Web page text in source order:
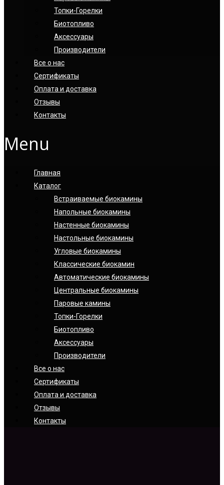
Топки-Горелки
Биотопливо
Аксессуары
Производители
Все о нас
Сертификаты
Оплата и доставка
Отзывы
Контакты
Menu
Главная
Каталог
Встраиваемые биокамины
Напольные биокамины
Настенные биокамины
Настoльные биокамины
Угловые биокамины
Классические биокамин
Автоматические биокамины
Центральные биокамины
Паровые камины
Топки-Горелки
Биотопливо
Аксессуары
Производители
Все о нас
Сертификаты
Оплата и доставка
Отзывы
Контакты